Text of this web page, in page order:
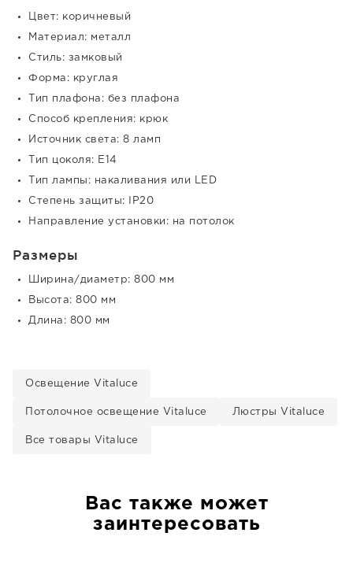
Цвет: коричневый
Материал: металл
Стиль: замковый
Форма: круглая
Тип плафона: без плафона
Способ крепления: крюк
Источник света: 8 ламп
Тип цоколя: E14
Тип лампы: накаливания или LED
Степень защиты: IP20
Направление установки: на потолок
Размеры
Ширина/диаметр: 800 мм
Высота: 800 мм
Длина: 800 мм
Освещение Vitaluce
Потолочное освещение Vitaluce Люстры Vitaluce
Все товары Vitaluce
Вас также может
заинтересовать